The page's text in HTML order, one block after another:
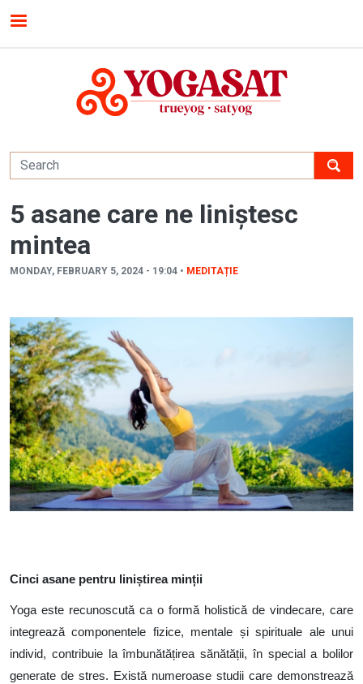
MONDAY, FEBRUARY 5, 2024 - 19:04 • MEDITAȚIE
5 asane care ne liniștesc
mintea
Cinci asane pentru liniștireaminții
Yoga este recunoscută ca o formă holistică de vindecare, care
integrează componentele fizice, mentale și spirituale ale unui
individ, contribuie la îmbunătățirea sănătății, în special a bolilor
generate de stres. Există numeroase studii care demonstrează